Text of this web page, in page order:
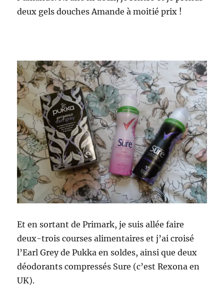
deux gels douches Amande à moitié prix !
Et en sortant de Primark, je suis allée faire
deux-trois courses alimentaires et j’ai croisé
l’Earl Grey de Pukka en soldes, ainsi que deux
déodorants compressés Sure (c’est Rexona en
UK).